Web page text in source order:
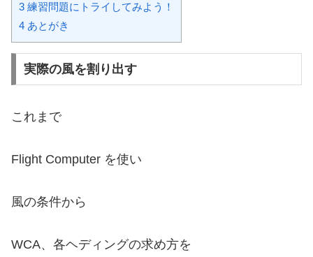
3 練習問題にトライしてみよう！
4 あとがき
実際の風を割り出す
これまで
Flight Computer を使い
風の条件から
WCA、各ヘディングの求め方を